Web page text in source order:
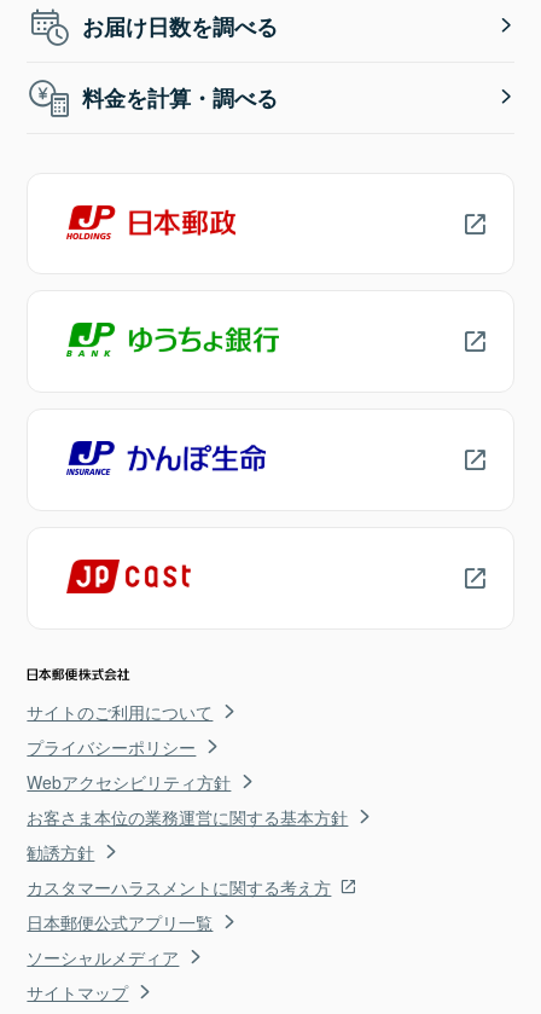
お届け日数を調べる
料金を計算・調べる
サイトのご利用について
プライバシーポリシー
Webアクセシビリティ方針
お客さま本位の業務運営に関する基本方針
勧誘方針
カスタマーハラスメントに関する考え方
日本郵便公式アプリ一覧
ソーシャルメディア
サイトマップ